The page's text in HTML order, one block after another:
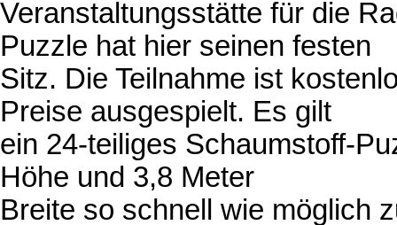
Veranstaltungsstätte für die
Puzzle hat hier seinen festen
Sitz. Die Teilnahme ist
Preise ausgespielt. Es gilt
ein 24-teiliges Schaumstoff-
Höhe und 3,8 Meter
Breite so schnell wie möglich